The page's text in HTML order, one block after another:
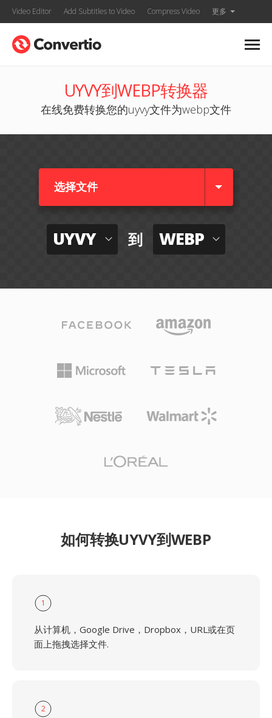
Video Editor Add Subtitles to Video Compress Video 更多
UYVY到WEBP转换器
在线免费转换您的uyvy文件为webp文件
选择文件
UYVY 到 WEBP
如何转换UYVY到WEBP
1
从计算机，Google Drive，Dropbox，URL或在页
面上拖拽选择文件.
2